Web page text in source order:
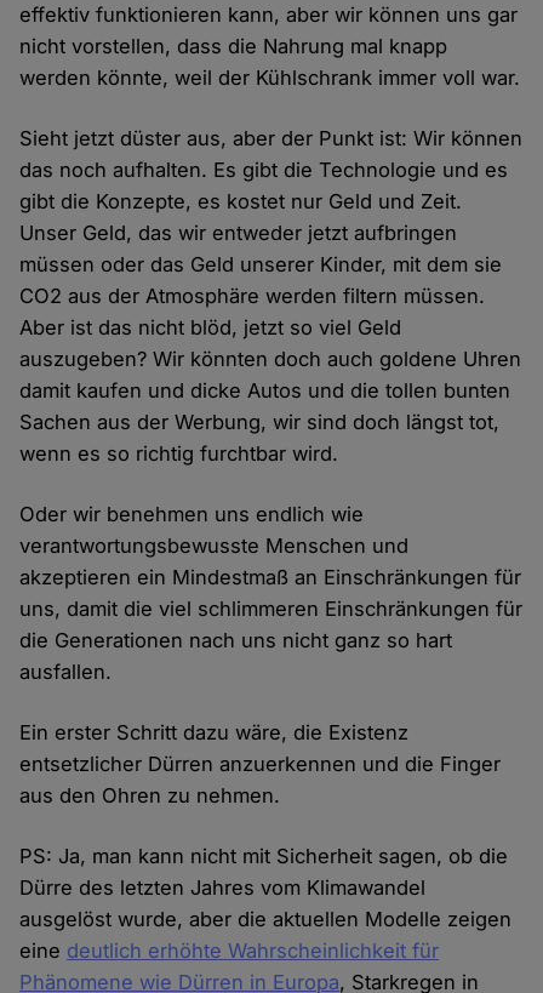
effektiv funktionieren kann, aber wir können uns gar
nicht vorstellen, dass die Nahrung mal knapp
werden könnte, weil der Kühlschrank immer voll war.
Sieht jetzt düster aus, aber der Punkt ist: Wir können
das noch aufhalten. Es gibt die Technologie und es
gibt die Konzepte, es kostet nur Geld und Zeit.
Unser Geld, das wir entweder jetzt aufbringen
müssen oder das Geld unserer Kinder, mit dem sie
CO2 aus der Atmosphäre werden filtern müssen.
Aber ist das nicht blöd, jetzt so viel Geld
auszugeben? Wir könnten doch auch goldene Uhren
damit kaufen und dicke Autos und die tollen bunten
Sachen aus der Werbung, wir sind doch längst tot,
wenn es so richtig furchtbar wird.
Oder wir benehmen uns endlich wie
verantwortungsbewusste Menschen und
akzeptieren ein Mindestmaß an Einschränkungen für
uns, damit die viel schlimmeren Einschränkungen für
die Generationen nach uns nicht ganz so hart
ausfallen.
Ein erster Schritt dazu wäre, die Existenz
entsetzlicher Dürren anzuerkennen und die Finger
aus den Ohren zu nehmen.
PS: Ja, man kann nicht mit Sicherheit sagen, ob die
Dürre des letzten Jahres vom Klimawandel
ausgelöst wurde, aber die aktuellen Modelle zeigen
eine deutlich erhöhte Wahrscheinlichkeit für
Phänomene wie Dürren in Europa, Starkregen in